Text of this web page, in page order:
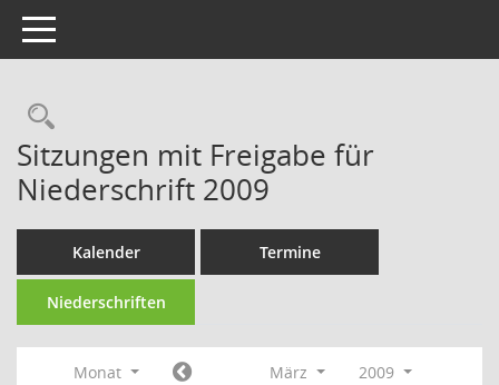
Toggle navigation
Rechercheauswahl
Sitzungen mit Freigabe für
Niederschrift 2009
Kalender Termine
Niederschriften
Monat März
2009